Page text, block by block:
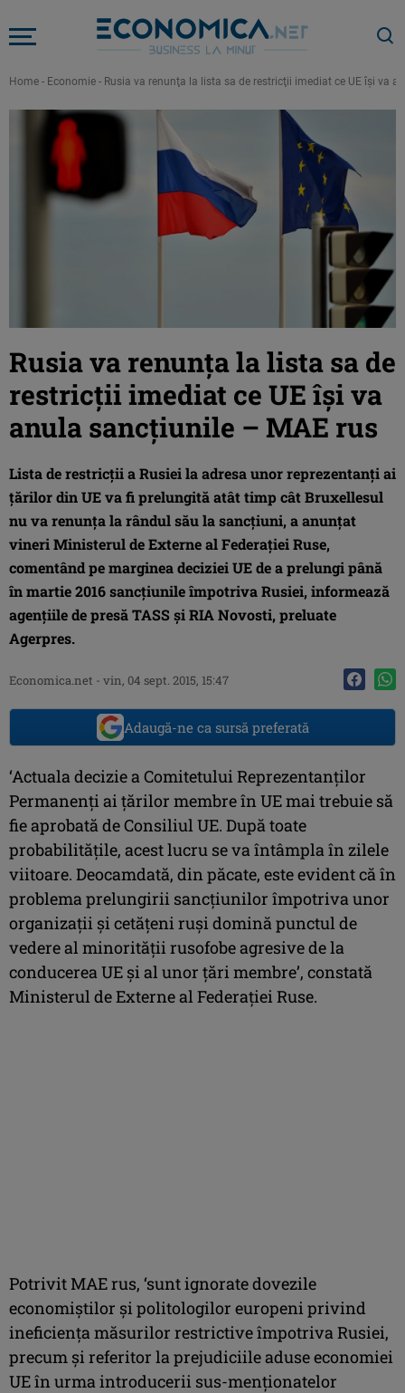
Home - Economie - Rusia va renunţa la lista sa de restricţii imediat ce UE îşi va
Rusia va renunţa la lista sa de
restricţii imediat ce UE îşi va
anula sancţiunile – MAE rus
Lista de restricţii a Rusiei la adresa unor reprezentanţi ai
ţărilor din UE va fi prelungită atât timp cât Bruxellesul
nu va renunţa la rândul său la sancţiuni, a anunţat
vineri Ministerul de Externe al Federaţiei Ruse,
comentând pe marginea deciziei UE de a prelungi până
în martie 2016 sancţiunile împotriva Rusiei, informează
agenţiile de presă TASS şi RIA Novosti, preluate
Agerpres.
Economica.net - vin, 04 sept. 2015, 15:47
Adaugă-ne ca sursă preferată
‘Actuala decizie a Comitetului Reprezentanţilor
Permanenţi ai ţărilor membre în UE mai trebuie să
fie aprobată de Consiliul UE. După toate
probabilităţile, acest lucru se va întâmpla în zilele
viitoare. Deocamdată, din păcate, este evident că în
problema prelungirii sancţiunilor împotriva unor
organizaţii şi cetăţeni ruşi domină punctul de
vedere al minorităţii rusofobe agresive de la
conducerea UE şi al unor ţări membre’, constată
Ministerul de Externe al Federaţiei Ruse.
Potrivit MAE rus, ‘sunt ignorate dovezile
economiştilor şi politologilor europeni privind
ineficienţa măsurilor restrictive împotriva Rusiei,
precum şi referitor la prejudiciile aduse economiei
UE în urma introducerii sus-menţionatelor